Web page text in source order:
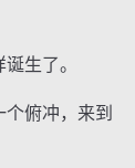
生了。
俯冲，来到